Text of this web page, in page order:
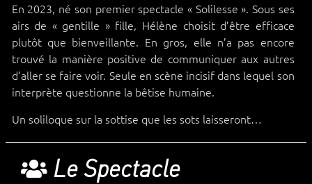
En 2023, né son premier spectacle « Solilesse ». Sous ses
airs de « gentille » fille, Hélène choisit d’être efficace
plutôt que bienveillante. En gros, elle n’a pas encore
trouvé la manière positive de communiquer aux autres
d’aller se faire voir. Seule en scène incisif dans lequel son
interprète questionne la bêtise humaine.
Un soliloque sur la sottise que les sots laisseront…
Le Spectacle